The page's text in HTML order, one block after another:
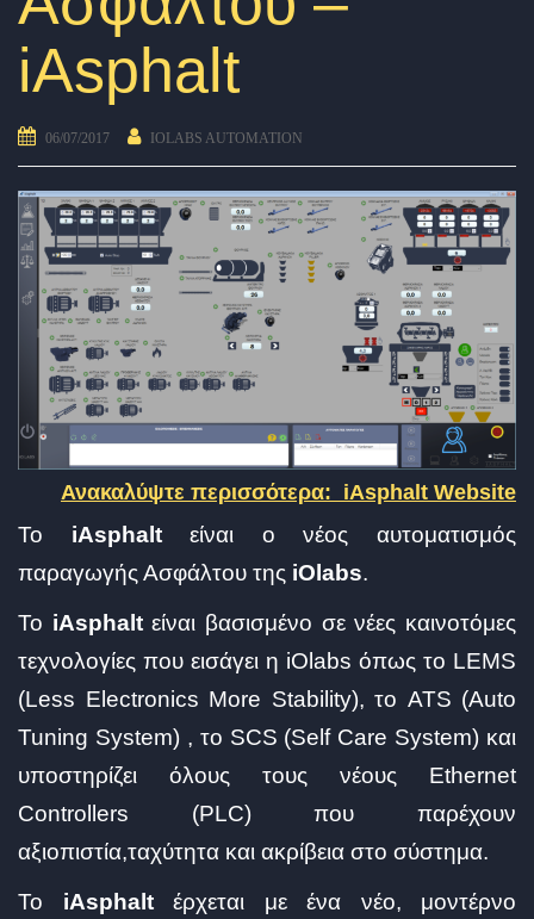
iAsphalt
06/07/2017 IOLABS AUTOMATION
Ανακαλύψτε περισσότερα: iAsphalt Website
Το iAsphaltείναι ο νέος αυτοματισμός
παραγωγής Ασφάλτου της iOlabs.
Το iAsphaltείναι βασισμένο σε νέες καινοτόμες
τεχνολογίες που εισάγει η iOlabs όπως το LEMS
(Less Electronics More Stability), το ATS (Auto
Tuning System) , το SCS (Self Care System) και
υποστηρίζει όλους τους νέους Ethernet
Controllers (PLC) που παρέχουν
αξιοπιστία,ταχύτητα και ακρίβεια στο σύστημα.
Το iAsphaltέρχεται με ένα νέο, μοντέρνο